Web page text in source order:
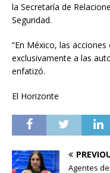
la Secretaría de
Seguridad.
“En México, las
exclusivamente a las
enfatizó.
El Horizonte
Agentes